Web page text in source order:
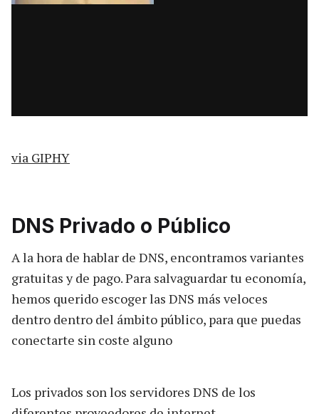
via GIPHY
DNS Privado o Público
A la hora de hablar de DNS, encontramos variantes
gratuitas y de pago. Para salvaguardar tu economía,
hemos querido escoger las DNS más veloces
dentro dentro del ámbito público, para que puedas
conectarte sin coste alguno
Los privados son los servidores DNS de los